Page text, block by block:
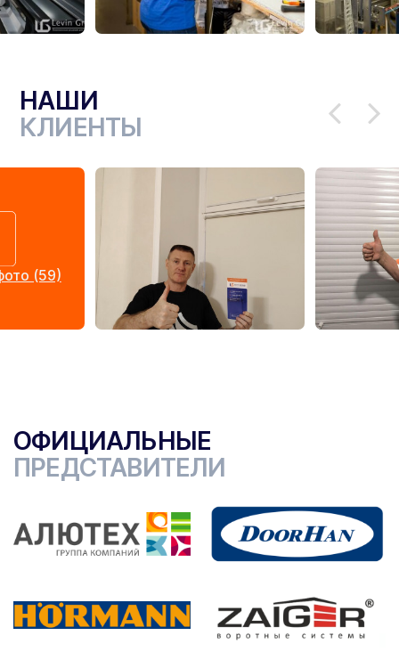
НАШИ
КЛИЕНТЫ
(59)
ОФИЦИАЛЬНЫЕ
ПРЕДСТАВИТЕЛИ